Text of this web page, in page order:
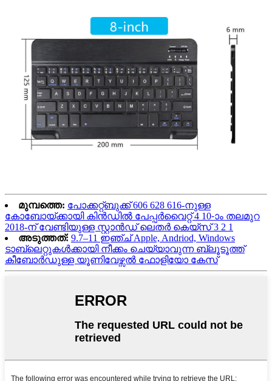
മുമ്പത്തെ: പോക്കറ്റ്ബുക്ക് 606 628 616-നുള്ള
കോബോയ്‌ക്കായി കിൻഡിൽ പേപ്പർവൈറ്റ് 4 10-ാം തലമുറ
2018-ന് വേണ്ടിയുള്ള സ്റ്റാൻഡ് ലെതർ കെയ്‌സ് 3 2 1
അടുത്തത്: 9.7–11 ഇഞ്ച് Apple, Andriod, Windows
ടാബ്‌ലെറ്റുകൾക്കായി നീക്കം ചെയ്യാവുന്ന ബ്ലൂടൂത്ത്
കീബോർഡുള്ള യൂണിവേഴ്സൽ ഫോളിയോ കേസ്